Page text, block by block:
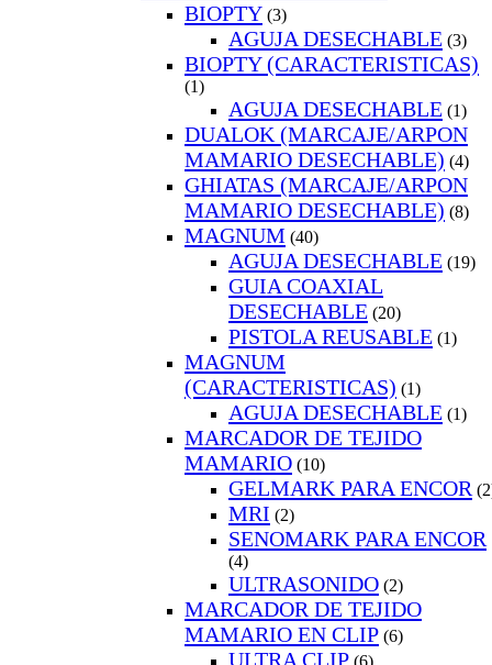
BIOPTY (3)
AGUJA DESECHABLE (3)
BIOPTY (CARACTERISTICAS)
(1)
AGUJA DESECHABLE (1)
DUALOK (MARCAJE/ARPON
MAMARIO DESECHABLE) (4)
GHIATAS (MARCAJE/ARPON
MAMARIO DESECHABLE) (8)
MAGNUM (40)
AGUJA DESECHABLE (19)
GUIA COAXIAL
DESECHABLE (20)
PISTOLA REUSABLE (1)
MAGNUM
(CARACTERISTICAS) (1)
AGUJA DESECHABLE (1)
MARCADOR DE TEJIDO
MAMARIO (10)
GELMARK PARA ENCOR
MRI (2)
SENOMARK PARA ENCOR
(4)
ULTRASONIDO (2)
MARCADOR DE TEJIDO
MAMARIO EN CLIP (6)
ULTRA CLIP (6)